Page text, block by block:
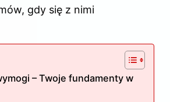
gdy się z nimi
– Twoje fundamenty w